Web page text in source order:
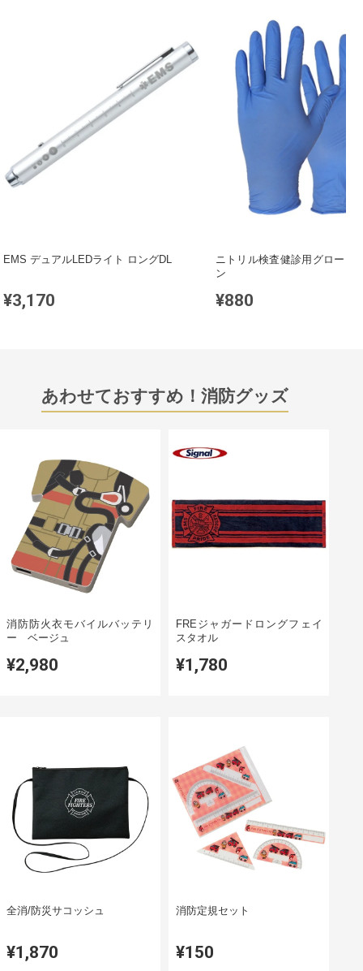
EMS デュアルLEDライト ロングDL
¥3,170
ニトリル検査健診用グローブ
ン
¥880
あわせておすすめ！消防グッズ
消防防火衣モバイルバッテリ
ー ベージュ
¥2,980
FREジャガードロングフェイ
スタオル
¥1,780
全消/防災サコッシュ
¥1,870
消防定規セット
¥150